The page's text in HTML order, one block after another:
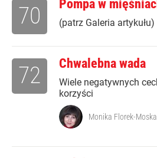
Pompa w
(patrz Galeria artykułu)
70
Chwalebna wada
Wiele negatywnych
korzyści
72
Monika Florek-Moskal